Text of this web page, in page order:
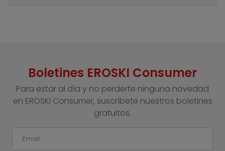
Boletines EROSKI Consumer
Para estar al día y no perderte ninguna novedad
en EROSKI Consumer, suscríbete nuestros boletines
gratuitos.